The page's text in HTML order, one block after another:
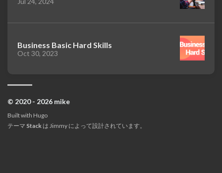
Business Basic Hard Skills
Oct 30, 2023
© 2020 - 2026 mike
Built with Hugo
テーマ Stack は Jimmy によって設計されています。